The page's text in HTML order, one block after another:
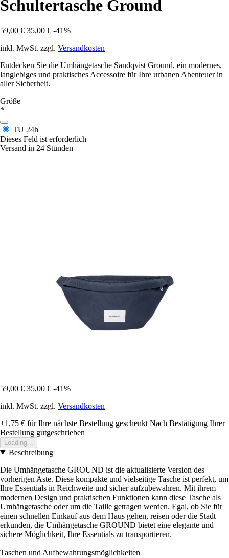
Schultertasche Ground
59,00 € 35,00 € -41%
inkl. MwSt. zzgl. Versandkosten
Entdecken Sie die Umhängetasche Sandqvist Ground, ein modernes,
langlebiges und praktisches Accessoire für Ihre urbanen Abenteuer in
aller Sicherheit.
Größe
*
TU 24h
Dieses Feld ist erforderlich
Versand in 24 Stunden
59,00 € 35,00 € -41%
inkl. MwSt. zzgl. Versandkosten
+1,75 € für Ihre nächste Bestellung geschenkt Nach Bestätigung Ihrer
Bestellung gutgeschrieben
Loading...
Beschreibung
Die Umhängetasche GROUND ist die aktualisierte Version des
vorherigen Aste. Diese kompakte und vielseitige Tasche ist perfekt, um
Ihre Essentials in Reichweite und sicher aufzubewahren. Mit ihrem
modernen Design und praktischen Funktionen kann diese Tasche als
Umhängetasche oder um die Taille getragen werden. Egal, ob Sie für
einen schnellen Einkauf aus dem Haus gehen, reisen oder die Stadt
erkunden, die Umhängetasche GROUND bietet eine elegante und
sichere Möglichkeit, Ihre Essentials zu transportieren.
Taschen und Aufbewahrungsmöglichkeiten